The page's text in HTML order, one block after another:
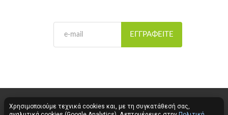
ΕΓΓΡΑΦΕΊΤΕ
Χρησιμοποιούμε τεχνικά cookies και, με τη συγκατάθεσή σας,